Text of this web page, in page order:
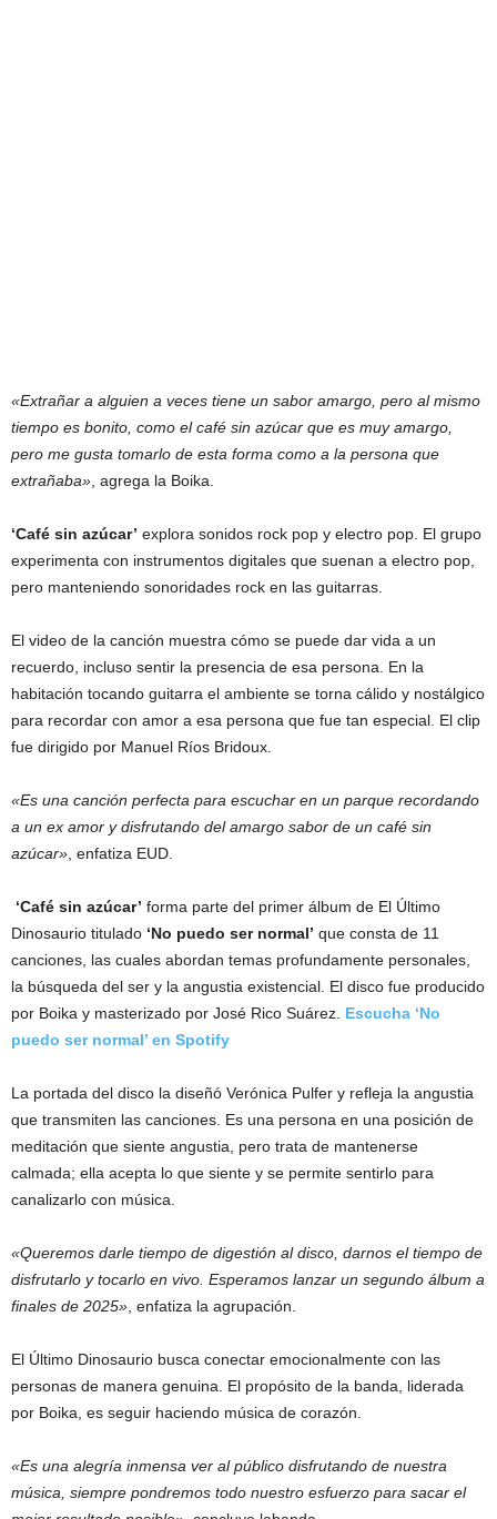
«Extrañar a alguien a veces tiene un sabor amargo, pero al mismo
tiempo es bonito, como el café sin azúcar que es muy amargo,
pero me gusta tomarlo de esta forma como a la persona que
extrañaba» , agrega la Boika.
‘Café sin azúcar’ explora sonidos rock pop y electro pop. El grupo
experimenta con instrumentos digitales que suenan a electro pop,
pero manteniendo sonoridades rock en las guitarras.
El video de la canción muestra cómo se puede dar vida a un
recuerdo, incluso sentir la presencia de esa persona. En la
habitación tocando guitarra el ambiente se torna cálido y nostálgico
para recordar con amor a esa persona que fue tan especial. El clip
fue dirigido por Manuel Ríos Bridoux.
«Es una canción perfecta para escuchar en un parque recordando
a un ex amor y disfrutando del amargo sabor de un café sin
azúcar» , enfatiza EUD.
‘Café sin azúcar’ forma parte del primer álbum de El Último
Dinosaurio titulado ‘No puedo ser normal’ que consta de 11
canciones, las cuales abordan temas profundamente personales,
la búsqueda del ser y la angustia existencial. El disco fue producido
por Boika y masterizado por José Rico Suárez. Escucha ‘No
puedo ser normal’ en Spotify
La portada del disco la diseñó Verónica Pulfer y refleja la angustia
que transmiten las canciones. Es una persona en una posición de
meditación que siente angustia, pero trata de mantenerse
calmada; ella acepta lo que siente y se permite sentirlo para
canalizarlo con música.
«Queremos darle tiempo de digestión al disco, darnos el tiempo de
disfrutarlo y tocarlo en vivo. Esperamos lanzar un segundo álbum a
finales de 2025» , enfatiza la agrupación.
El Último Dinosaurio busca conectar emocionalmente con las
personas de manera genuina. El propósito de la banda, liderada
por Boika, es seguir haciendo música de corazón.
«Es una alegría inmensa ver al público disfrutando de nuestra
música, siempre pondremos todo nuestro esfuerzo para sacar el